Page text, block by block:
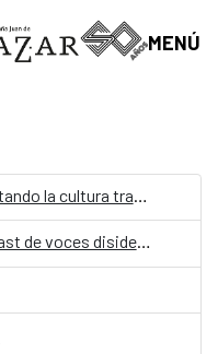
MENÚ
DESVIADAS: Una serie de podcast de voces disidentes.